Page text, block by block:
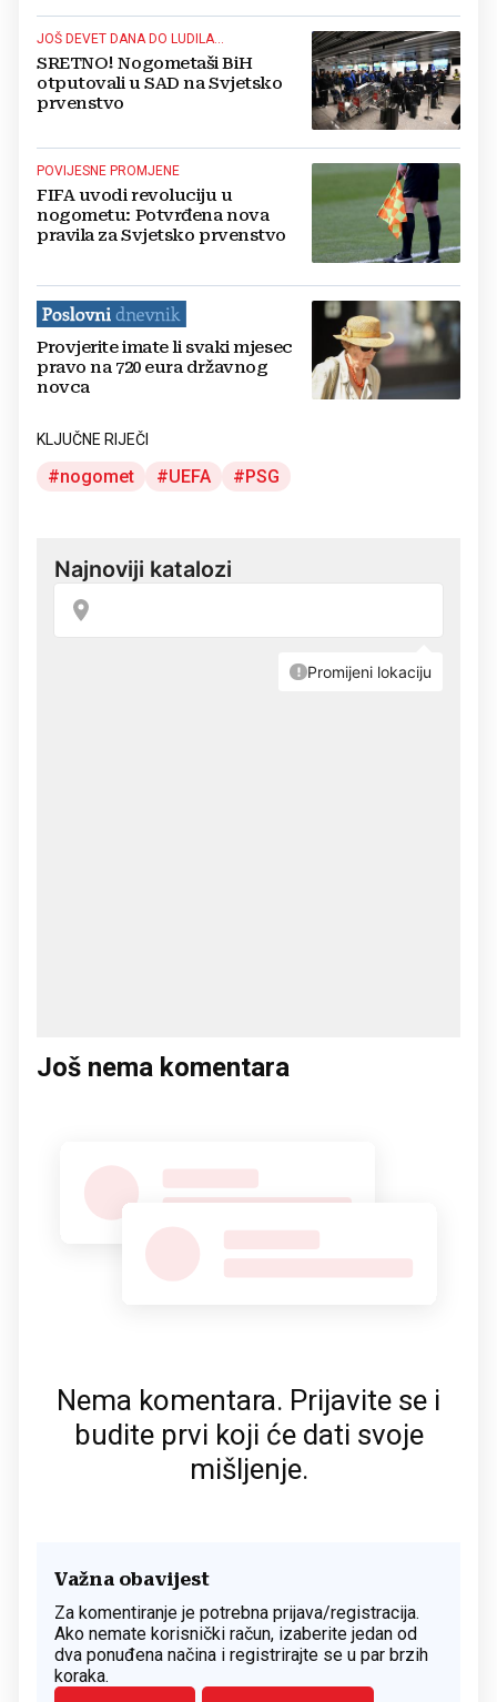
JOŠ DEVET DANA DO LUDILA...
SRETNO! Nogometaši BiH
otputovali u SAD na Svjetsko
prvenstvo
POVIJESNE PROMJENE
FIFA uvodi revoluciju u
nogometu: Potvrđena nova
pravila za Svjetsko prvenstvo
Provjerite imate li svaki mjesec
pravo na 720 eura državnog
novca
KLJUČNE RIJEČI
nogomet UEFA PSG
Još nema komentara
Nema komentara. Prijavite se i
budite prvi koji će dati svoje
mišljenje.
Važna obavijest
Za komentiranje je potrebna prijava/registracija.
Ako nemate korisnički račun, izaberite jedan od
dva ponuđena načina i registrirajte se u par brzih
koraka.